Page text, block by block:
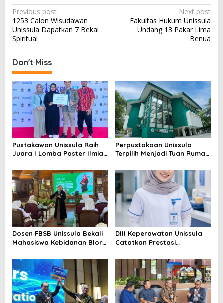
Post
navigation
Previous post
1253 Calon Wisudawan
Unissula Dapatkan 7 Bekal
Spiritual
Next post
Fakultas Hukum Unissula
Undang 13 Pakar Lima
Benua
Don't Miss
Pustakawan Unissula Raih
Juara I Lomba Poster Ilmiah
Perpustakaan Unissula
Terpilih Menjadi Tuan Rumah
Dosen FBSB Unissula Bekali
Mahasiswa Kebidanan Blora
Public Speaking
DIII Keperawatan Unissula
Catatkan Prestasi
Mahasiswanya Lulus Uji
Kompetensi Nasional